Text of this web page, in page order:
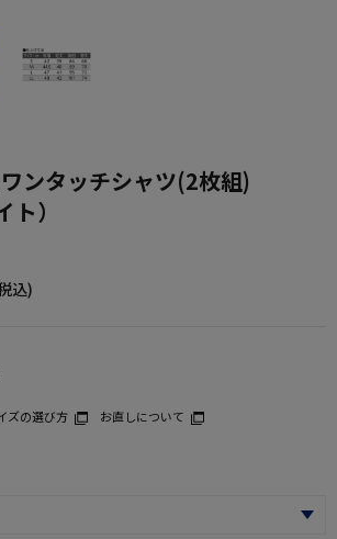
ンタッチシャツ(2枚組)
ト）
込)
ズの選び方 お直しについて